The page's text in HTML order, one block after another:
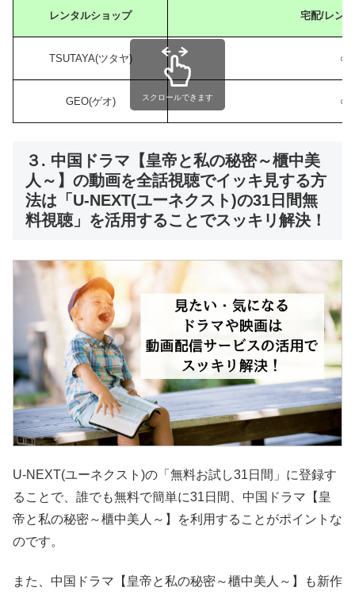
レンタルショップ 宅配/レン
TSUTAYA(ツタヤ) ○
GEO(ゲオ) ○
スクロールできます
３. 中国ドラマ【皇帝と私の秘密～櫃中美
人～】の動画を全話視聴でイッキ見する方
法は「U-NEXT(ユーネクスト)の31日間無
料視聴」を活用することでスッキリ解決！
U-NEXT(ユーネクスト)の「無料お試し31日間」に登録す
ることで、誰でも無料で簡単に31日間、中国ドラマ【皇
帝と私の秘密～櫃中美人～】を利用することがポイントな
のです。
また、中国ドラマ【皇帝と私の秘密～櫃中美人～】も新作